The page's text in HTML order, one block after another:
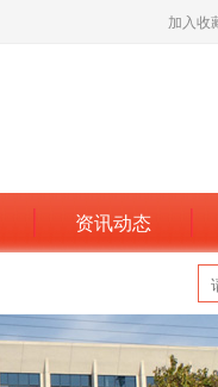
加入收
资讯动态